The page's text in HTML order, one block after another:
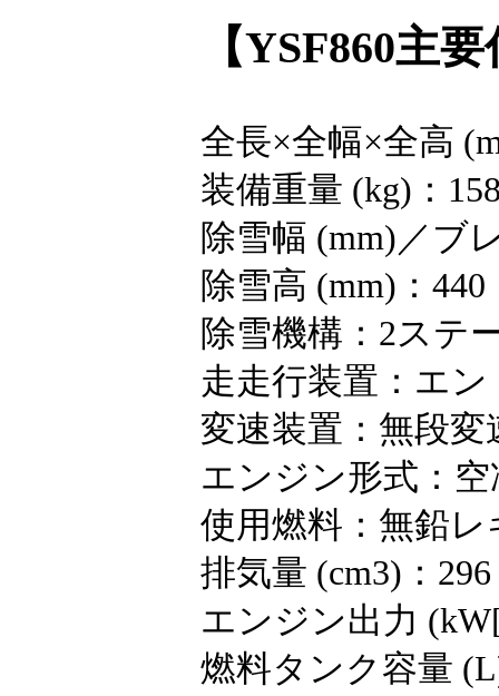
【YSF860主
全長×全幅×全高
装備重量 (kg)：
除雪幅 (mm)／ブ
除雪高 (mm)：440
除雪機構：2ステ
走走行装置：エ
変速装置：無段変
エンジン形式：
使用燃料：無鉛
排気量 (cm3)：296
エンジン出力
燃料タンク容量